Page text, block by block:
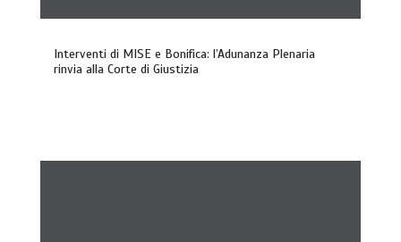
Interventi di MISE e Bonifica: l’Adunanza Plenaria
rinvia alla Corte di Giustizia